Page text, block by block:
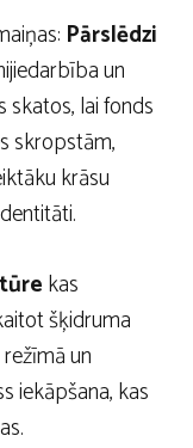
Pārslēdzi
un
lai fonds
skropstām,
krāsu
kas
šķidruma
un
iekāpšana, kas